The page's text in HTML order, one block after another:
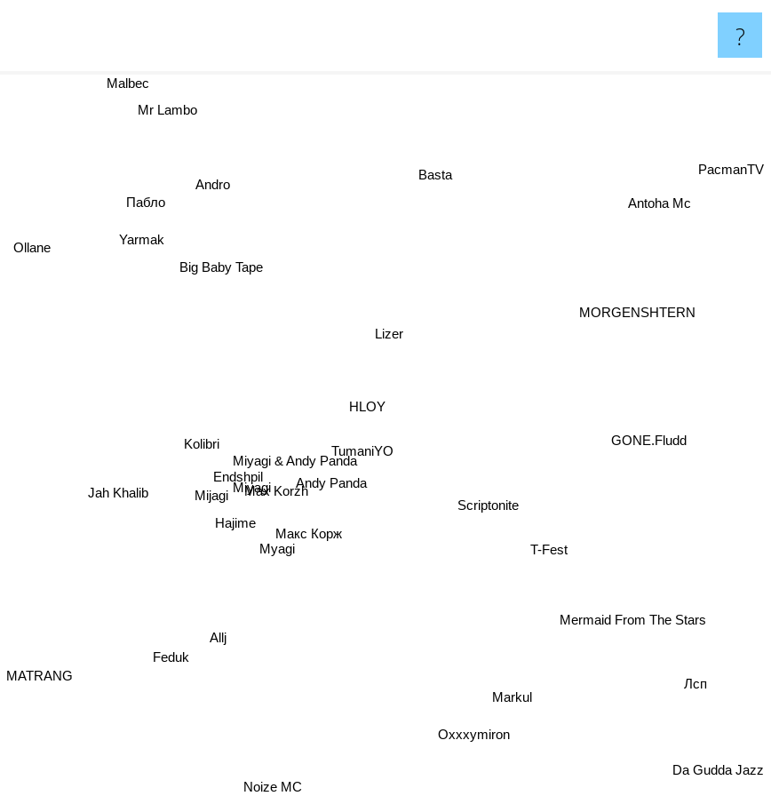
?
Max Korzh
Макс Корж
Miyagi & Andy Panda
Miyagi
Myagi
Andy Panda
Endshpil
Hajime
Kolibri
Mijagi
Allj
Feduk
HLOY
Scriptonite
Jah Khalib
Lizer
Oxxxymiron
Noize MC
Mermaid From The Stars
MATRANG
Ollane
Markul
Пабло
Yarmak
Basta
Andro
Mr Lambo
Da Gudda Jazz
GONE.Fludd
PacmanTV
Malbec
Лсп
MORGENSHTERN